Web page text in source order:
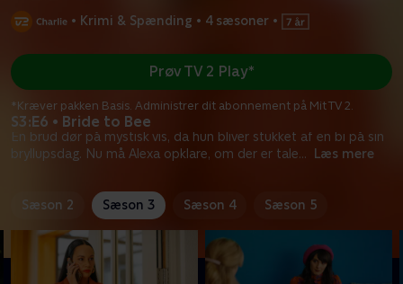
• Krimi & Spænding • 4 sæsoner •
S3:E6 • Bride to Bee
En brud dør på mystisk vis, da hun bliver stukket af en bi på sin
bryllupsdag. Nu må Alexa opklare, om der er tale... Læs mere
Prøv TV 2 Play*
*Kræver pakken Basis. Administrer dit abonnement på Mit TV 2.
Sæson 2 Sæson 3 Sæson 4 Sæson 5